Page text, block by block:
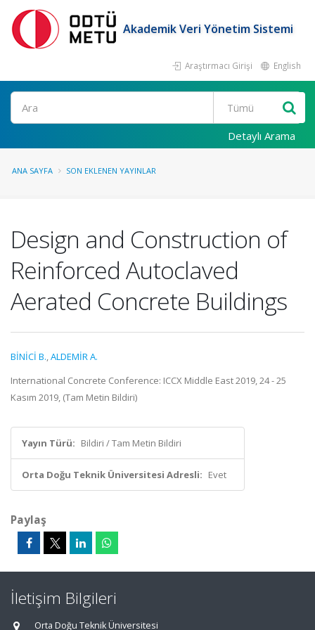
Akademik Veri Yönetim Sistemi
Araştırmacı Girişi English
Ara
Detaylı Arama
ANA SAYFA SON EKLENEN YAYINLAR
Design and Construction of
Reinforced Autoclaved
Aerated Concrete Buildings
BİNİCİ B.,ALDEMİR A.
International Concrete Conference: ICCX Middle East 2019, 24 - 25
Kasım 2019, (Tam Metin Bildiri)
Yayın Türü: Bildiri / Tam Metin Bildiri
Orta Doğu Teknik Üniversitesi Adresli: Evet
Paylaş
İletişim Bilgileri
Orta Doğu Teknik Üniversitesi